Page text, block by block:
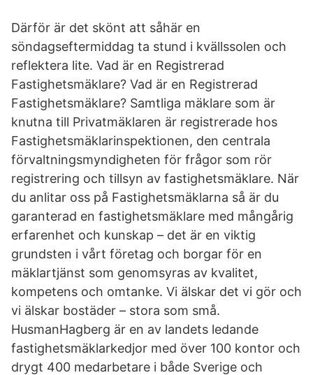
Därför är det skönt att såhär en
söndagseftermiddag ta stund i kvällssolen och
reflektera lite. Vad är en Registrerad
Fastighetsmäklare? Vad är en Registrerad
Fastighetsmäklare? Samtliga mäklare som är
knutna till Privatmäklaren är registrerade hos
Fastighetsmäklarinspektionen, den centrala
förvaltningsmyndigheten för frågor som rör
registrering och tillsyn av fastighetsmäklare. När
du anlitar oss på Fastighetsmäklarna så är du
garanterad en fastighetsmäklare med mångårig
erfarenhet och kunskap – det är en viktig
grundsten i vårt företag och borgar för en
mäklartjänst som genomsyras av kvalitet,
kompetens och omtanke. Vi älskar det vi gör och
vi älskar bostäder – stora som små.
HusmanHagberg är en av landets ledande
fastighetsmäklarkedjor med över 100 kontor och
drygt 400 medarbetare i både Sverige och